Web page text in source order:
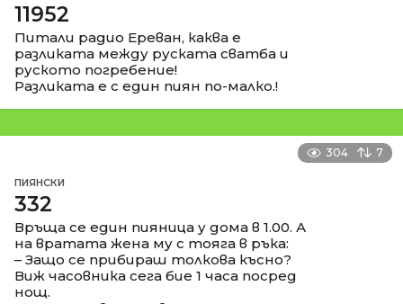
11952
Питали радио Ереван, каква е
разликата между руската сватба и
руското погребение!
Разликата е с един пиян по-малко.!
304 7
ПИЯНСКИ
332
Връща се един пияница у дома в 1.00. А
на вратата жена му с тояга в ръка:
– Защо се прибираш толкова късно?
Виж часовника сега бие 1 часа посред
нощ.